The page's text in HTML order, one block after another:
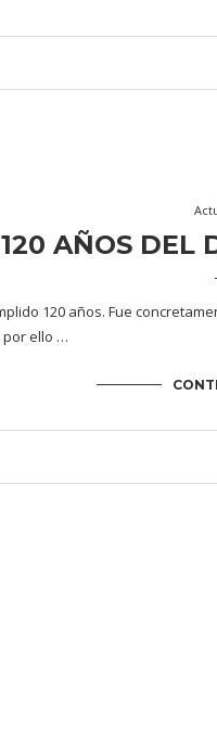
120 AÑOS DEL
120 años. Fue
por ello …